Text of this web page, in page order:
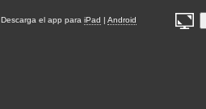
Descarga el app para iPad | Android